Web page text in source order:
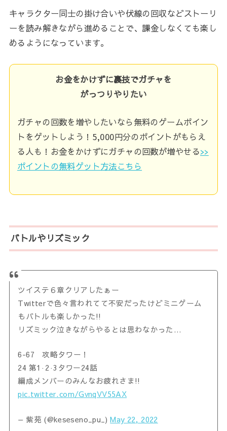
キャラクター同士の掛け合いや伏線の回収などストーリ
ーを読み解きながら進めることで、課金しなくても楽し
めるようになっています。
お金をかけずに裏技でガチャを
がっつりやりたい
ガチャの回数を増やしたいなら無料のゲームポイン
トをゲットしよう！5,000円分のポイントがもらえ
る人も！お金をかけずにガチャの回数が増やせる>>
ポイントの無料ゲット方法こちら
バトルやリズミック
ツイステ６章クリアしたぁー
Twitterで色々言われてて不安だったけどミニゲーム
もバトルも楽しかった!!
リズミック泣きながらやるとは思わなかった…
6-67 攻略タワー！
24 第1·2·3タワー24話
編成メンバーのみんなお疲れさま!!
pic.twitter.com/GvnqVV55AX
— 紫苑 (@keseseno_pu_)May 22, 2022